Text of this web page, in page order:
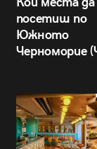
посетиш по
Южното
Черноморие